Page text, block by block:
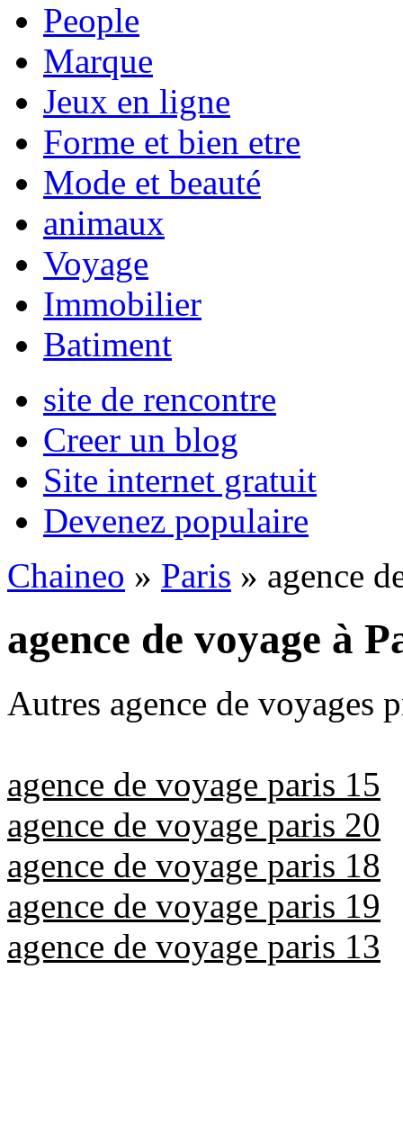
People
Marque
Jeux en ligne
Forme et bien etre
Mode et beauté
animaux
Voyage
Immobilier
Batiment
site de rencontre
Creer un blog
Site internet gratuit
Devenez populaire
Chaineo » Paris » agence
agence de voyage à
Autres agence de voyages
agence de voyage paris 15
agence de voyage paris 20
agence de voyage paris 18
agence de voyage paris 19
agence de voyage paris 13